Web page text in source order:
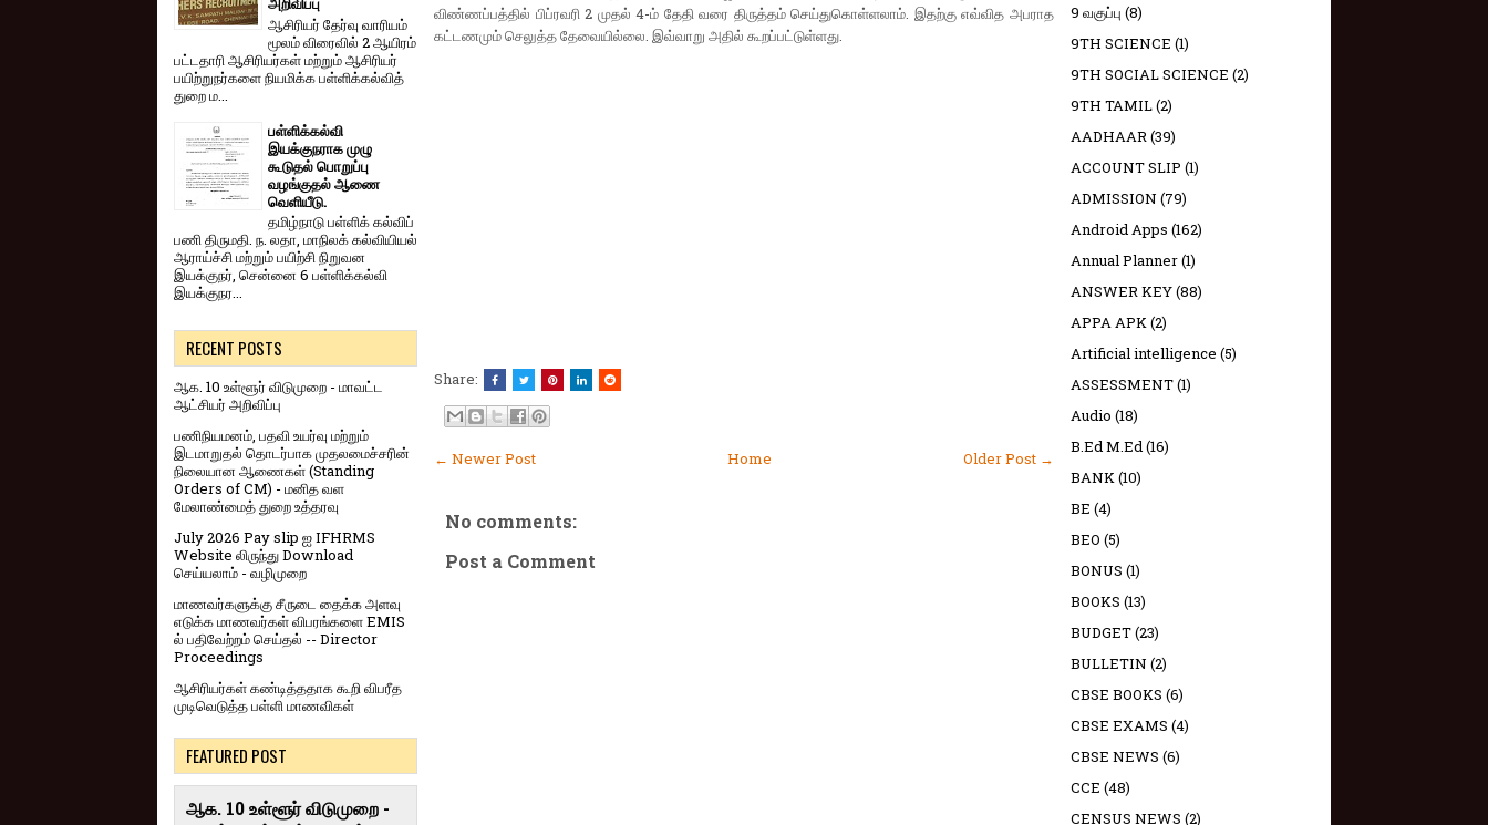
விண்ணப்பத்தில் பிப்ரவரி 2 முதல் 4-ம் தேதி வரை திருத்தம் செய்துகொள்ளலாம். இதற்கு எவ்வித அபராத
கட்டணமும் செலுத்த தேவையில்லை. இவ்வாறு அதில் கூறப்பட்டுள்ளது.
Share:
← Newer Post Older Post →
Home
No comments:
Post a Comment
ஆசிரியர் தேர்வு வாரி​யம்
மூலம் விரை​வில் 2 ஆயிரம்
பட்​ட​தாரி ஆசிரியர்​கள் மற்​றும் ஆசிரியர்
பயிற்றுநர்​களை நியமிக்க பள்​ளிக்​கல்​வித்​
துறை ம...
பள்ளிக்கல்வி
இயக்குநராக முழு
கூடுதல் பொறுப்பு
வழங்குதல் ஆணை
வெளியீடு.
தமிழ்நாடு பள்ளிக் கல்விப்
பணி திருமதி. ந. லதா, மாநிலக் கல்வியியல்
ஆராய்ச்சி மற்றும் பயிற்சி நிறுவன
இயக்குநர், சென்னை 6 பள்ளிக்கல்வி
இயக்குநர...
RECENT POSTS
ஆக. 10 உள்ளூர் விடுமுறை - மாவட்ட
ஆட்சியர் அறிவிப்பு
பணிநியமனம், பதவி உயர்வு மற்றும்
இடமாறுதல் தொடர்பாக முதலமைச்சரின்
நிலையான ஆணைகள் (Standing
Orders of CM) - மனித வள
மேலாண்மைத் துறை உத்தரவு
July 2026 Pay slip ஐ IFHRMS
Website லிருந்து Download
செய்யலாம் - வழிமுறை
மாணவர்களுக்கு சீருடை தைக்க அளவு
எடுக்க மாணவர்கள் விபரங்களை EMIS
ல் பதிவேற்றம் செய்தல் -- Director
Proceedings
ஆசிரியர்கள் கண்டித்ததாக கூறி விபரீத
முடிவெடுத்த பள்ளி மாணவிகள்
FEATURED POST
ஆக. 10 உள்ளூர் விடுமுறை -
9 வகுப்பு (8)
9TH SCIENCE (1)
9TH SOCIAL SCIENCE (2)
9TH TAMIL(2)
AADHAAR(39)
ACCOUNT SLIP (1)
ADMISSION (79)
Android Apps (162)
Annual Planner(1)
ANSWER KEY(88)
APPA APK(2)
Artificial intelligence (5)
ASSESSMENT(1)
Audio (18)
B.Ed M.Ed(16)
BANK(10)
BE (4)
BEO (5)
BONUS (1)
BOOKS (13)
BUDGET(23)
BULLETIN (2)
CBSE BOOKS (6)
CBSE EXAMS (4)
CBSE NEWS (6)
CCE (48)
CENSUS NEWS (2)